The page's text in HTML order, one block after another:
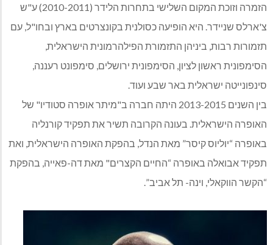
הזמרה וזוכת המקום השלישי בתחרות הלידר (2010-2011) ע"ש
צ'ארלס שניידר. היא הופיעה כסולנית בקונצרטים בארץ ובחו"ל, עם
תזמורות רבות, ביניהן התזמורת הפילהרמונית הישראלית,
הסימפונית ראשון לציון, הסימפונית ירושלים, סימפונט רעננה,
סינפונייטה ישראלית באר שבע ועוד.
בין השנים 2013-2015 היתה חברה ב"מיתר אופרה סטודיו" של
האופרה הישראלית. בעונה הקרובה תשיר את תפקיד קורנליה
באופרה “יוליוס קיסר” מאת הנדל, בהפקת האופרה הישראלית, ואת
תפקיד אבואלה באופרה “החיים הקצרים" מאת דה-פאייה, בהפקת
“הקשר הווקאלי, וינה- תל אביב”.